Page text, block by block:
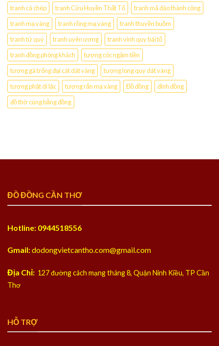
tranh cá chép tranh Cửu Huyền Thất Tổ
tranh mã đáo thành công
tranh mạ vàng
tranh rồng mạ vàng
tranh thuyền buồm
tranh tứ quý
tranh uyên ương
tranh vinh quy bái tổ
tranh đồng phòng khách
tượng cóc ngậm tiền
tượng gà trống đại cát dát vàng
tượng long quy dát vàng
tượng phật di lặc
tượng rắn mạ vàng Đồ đồng
đỉnh đồng
đồ thờ cúng bằng đồng
ĐỒ ĐỒNG CẦN THƠ
Hotline: 0944518556
Gmail:dodongvietcantho.com@gmail.com
Địa Chỉ: 127 đường cách mạng tháng 8, Quận Ninh Kiều, TP Cần
Thơ
HỖ TRỢ